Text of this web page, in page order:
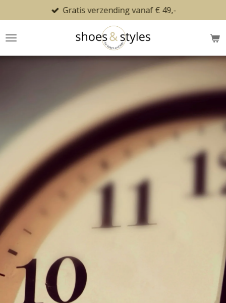
direct
naar
hoofdinhoud
Gratis verzending vanaf € 49,-